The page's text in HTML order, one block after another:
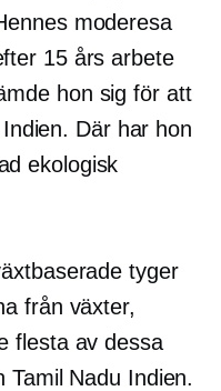
moderesa
15 års arbete
hon sig för att
Där har hon
ekologisk
tyger
från växter,
flesta av dessa
Tamil Nadu Indien.